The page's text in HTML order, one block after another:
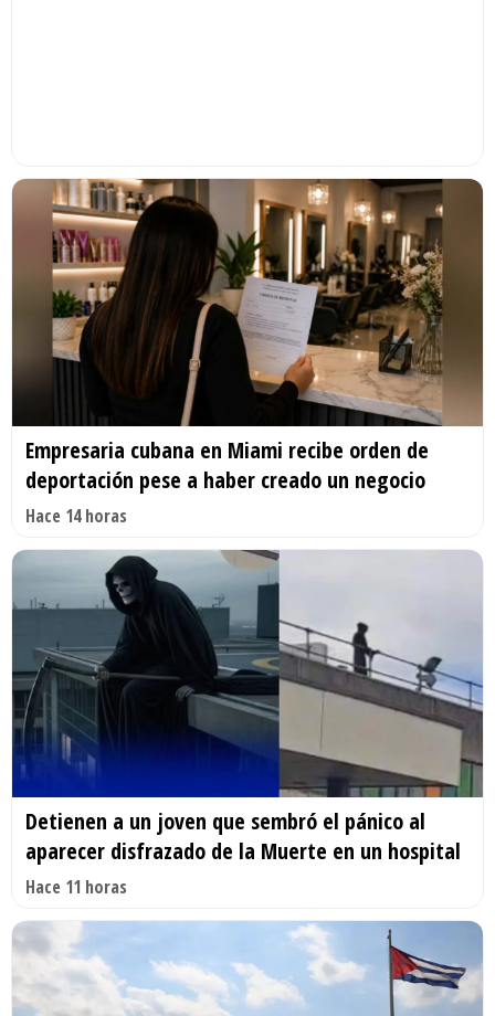
Empresaria cubana en Miami recibe orden de
deportación pese a haber creado un negocio
Hace 14 horas
Detienen a un joven que sembró el pánico al
aparecer disfrazado de la Muerte en un hospital
Hace 11 horas